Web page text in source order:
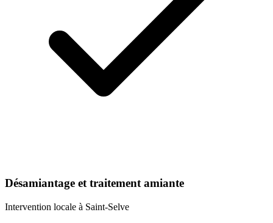
Désamiantage et traitement amiante
Intervention locale à Saint-Selve